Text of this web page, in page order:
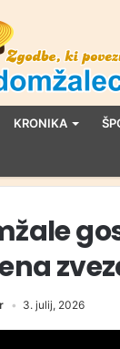
KRONIKA
3. julij, 2026